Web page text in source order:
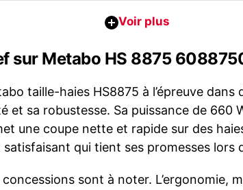
sur Metabo HS 8875
taille-haies HS8875 à l’épreuve
et sa robustesse. Sa puissance de 660
une coupe nette et rapide sur des
qui tient ses promesses lors
sont à noter. L’ergonomie,